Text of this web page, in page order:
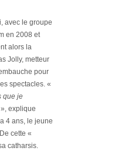
avec le groupe
en 2008 et
alors la
Jolly, metteur
pour
spectacles. «
que je
», explique
4 ans, le jeune
cette «
catharsis.